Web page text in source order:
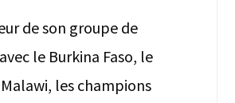
de son groupe de
le Burkina Faso, le
les champions